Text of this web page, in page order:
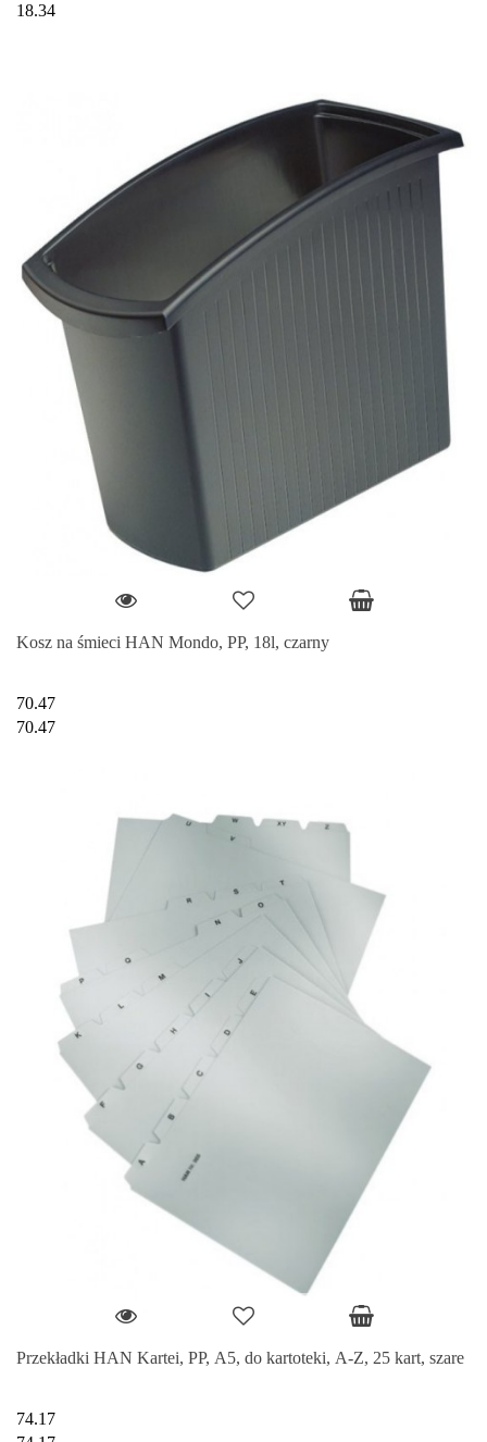
18.34
Kosz na śmieci HAN Mondo, PP, 18l, czarny
70.47
70.47
Przekładki HAN Kartei, PP, A5, do kartoteki, A-Z, 25 kart, szare
74.17